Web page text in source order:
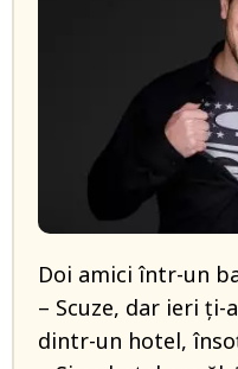
Doi amici într-un
– Scuze, dar ieri ţi-
dintr-un hotel,